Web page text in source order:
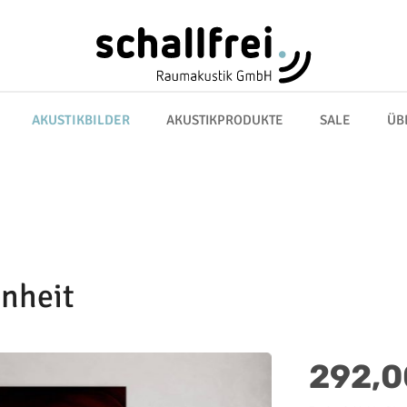
AKUSTIKBILDER AKUSTIKPRODUKTE SALE
Regulärer Preis: